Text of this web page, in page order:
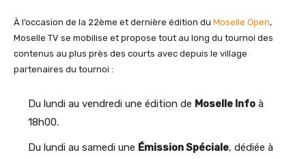
À l’occasion de la 22ème et dernière édition du Moselle Open,
Moselle TV se mobilise et propose tout au long du tournoi des
contenus au plus près des courts avec depuis le village
partenaires du tournoi :
Du lundi au vendredi une édition de Moselle Info à
18h00.
Du lundi au samedi une Émission Spéciale, dédiée à